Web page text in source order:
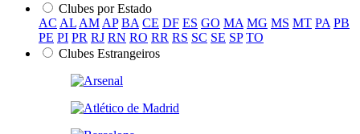
Clubes por Estado
AC AL AM AP BA CE DF ES GO MA MG MS MT PA PB
PE PI PR RJ RN RO RR RS SC SE SP TO
Clubes Estrangeiros